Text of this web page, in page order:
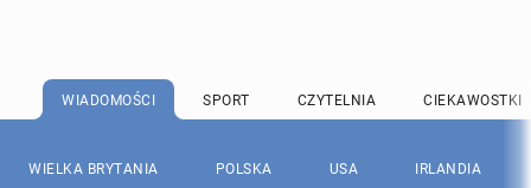
WIADOMOŚCI SPORT CZYTELNIA CIEKAWOSTKI
WIELKA BRYTANIA POLSKA USA IRLANDIA